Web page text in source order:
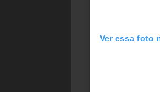
Ver essa foto